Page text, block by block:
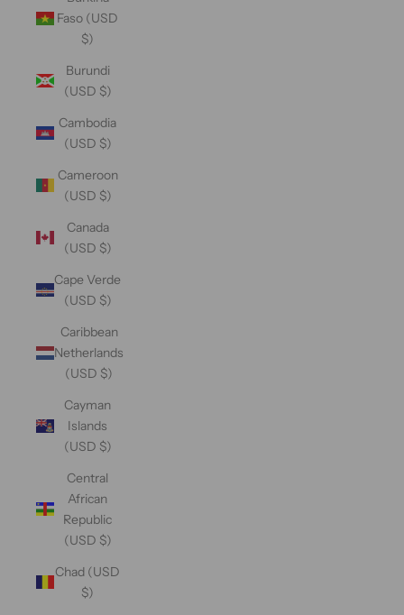
Faso (USD
$)
Burundi
(USD $)
Cambodia
(USD $)
Cameroon
(USD $)
Canada
(USD $)
Cape Verde
(USD $)
Caribbean
Netherlands
(USD $)
Cayman
Islands
(USD $)
Central
African
Republic
(USD $)
Chad (USD
$)